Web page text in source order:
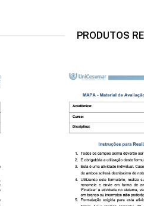
PRODUTOS